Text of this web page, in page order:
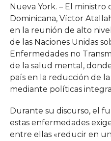
Nueva York. – El
Dominicana, Víctor
en la reunión de alto
de las Naciones Unidas
Enfermedades no
de la salud mental,
país en la reducción de
mediante políticas
Durante su discurso, el
estas enfermedades
entre ellas «reducir en